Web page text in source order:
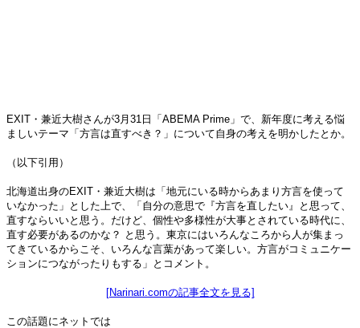
EXIT・兼近大樹さんが3月31日「ABEMA Prime」で、新年度に考える悩
ましいテーマ「方言は直すべき？」について自身の考えを明かしたとか。
（以下引用）
北海道出身のEXIT・兼近大樹は「地元にいる時からあまり方言を使って
いなかった」とした上で、「自分の意思で『方言を直したい』と思って、
直すならいいと思う。だけど、個性や多様性が大事とされている時代に、
直す必要があるのかな？ と思う。東京にはいろんなころから人が集まっ
てきているからこそ、いろんな言葉があって楽しい。方言がコミュニケー
ションにつながったりもする」とコメント。
[Narinari.comの記事全文を見る]
この話題にネットでは